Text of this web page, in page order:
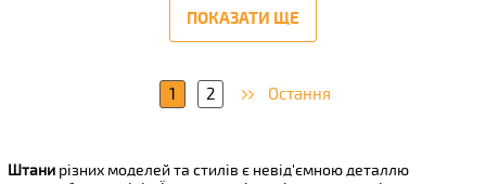
ПОКАЗАТИ ЩЕ
1 2 Остання
Штани різних моделей та стилів є невід'ємною деталлю